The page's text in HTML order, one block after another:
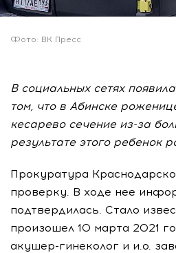
Фото: ВК Пресс
В социальных сетях
том, что в Абинске
кесарево сечение из-за
результате этого ребенок
Прокуратура
проверку. В ходе нее
подтвердилась. Стало
произошел 10 марта 2021
акушер-гинеколог и и.о.